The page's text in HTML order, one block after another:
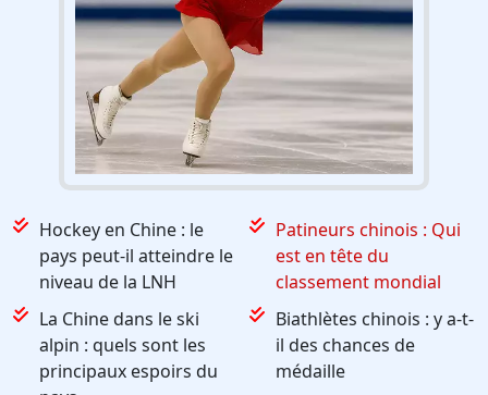
Hockey en Chine : le
pays peut-il atteindre le
niveau de la LNH
Patineurs chinois : Qui
est en tête du
classement mondial
La Chine dans le ski
alpin : quels sont les
principaux espoirs du
Biathlètes chinois : y a-t-
il des chances de
médaille